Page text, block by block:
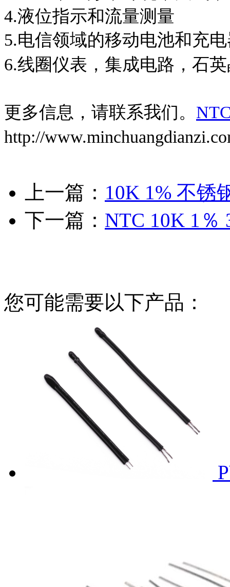
4.液位指示和流量测量
5.电信领域的移动电池和充
6.线圈仪表，集成电路，石
更多信息，请联系我们。
http://
上一篇： 10K 1% 不锈
下一篇： NTC 10K 1％
您可能需要以下产品：